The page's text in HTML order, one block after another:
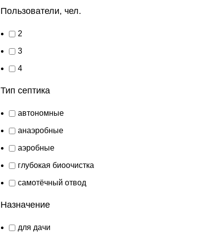
Пользователи, чел.
2
3
4
Тип септика
автономные
анаэробные
аэробные
глубокая биоочистка
самотёчный отвод
Назначение
для дачи